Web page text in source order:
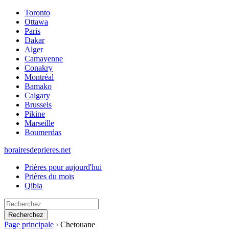
Toronto
Ottawa
Paris
Dakar
Alger
Camayenne
Conakry
Montréal
Bamako
Calgary
Brussels
Pikine
Marseille
Boumerdas
horairesdeprieres.net
Prières pour aujourd'hui
Prières du mois
Qibla
Recherchez
Page principale › Chetouane